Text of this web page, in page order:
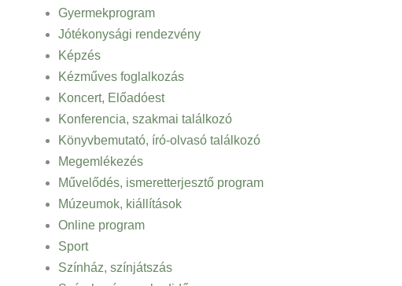
Gyermekprogram
Jótékonysági rendezvény
Képzés
Kézműves foglalkozás
Koncert, Előadóest
Konferencia, szakmai találkozó
Könyvbemutató, író-olvasó találkozó
Megemlékezés
Művelődés, ismeretterjesztő program
Múzeumok, kiállítások
Online program
Sport
Színház, színjátszás